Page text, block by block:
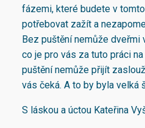
fázemi, které budete v
potřebovat zažít a
Bez puštění nemůže dveřmi
co je pro vás za tuto práci
puštění nemůže přijít
vás čeká. A to by byla velká
S láskou a úctou Kateřina